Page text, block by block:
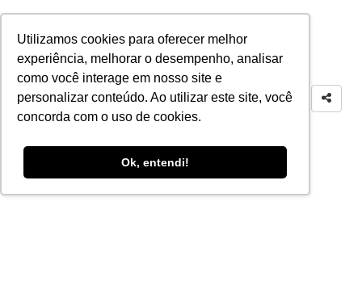
Utilizamos cookies para oferecer melhor
experiência, melhorar o desempenho, analisar
como você interage em nosso site e
personalizar conteúdo. Ao utilizar este site, você
concorda com o uso de cookies.
Ok, entendi!